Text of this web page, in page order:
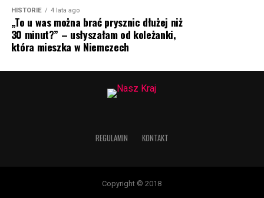
HISTORIE 4 lata ago
„To u was można brać prysznic dłużej niż
30 minut?” – usłyszałam od koleżanki,
która mieszka w Niemczech
REGULAMIN KONTAKT
Copyright © 2018